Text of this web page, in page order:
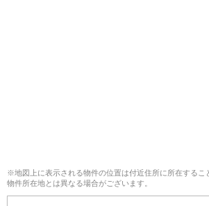
※地図上に表示される物件の位置は付近住所に所在するこ
物件所在地とは異なる場合がございます。